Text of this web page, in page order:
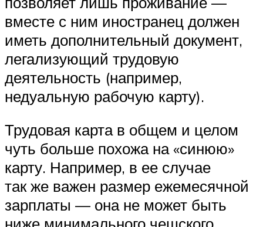
вместе с ним иностранец должен
иметь дополнительный документ,
легализующий трудовую
деятельность (например,
недуальную рабочую карту).
Трудовая карта в общем и целом
чуть больше похожа на «синюю»
карту. Например, в ее случае
так же важен размер ежемесячной
зарплаты — она не может быть